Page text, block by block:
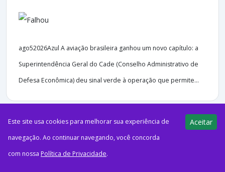
ago52026Azul A aviação brasileira ganhou um novo capítulo: a
Superintendência Geral do Cade (Conselho Administrativo de
Defesa Econômica) deu sinal verde à operação que permite...
05/08/2026
Este site usa cookies para melhorar sua experiência de
navegação. Ao continuar navegando, você concorda
com nossa Política de Privacidade.
Aceitar